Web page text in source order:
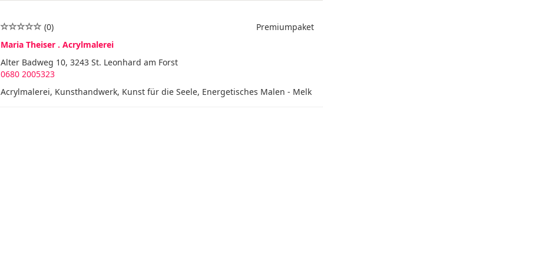
Premiumpaket
(0)
Maria Theiser . Acrylmalerei
Alter Badweg 10, 3243 St. Leonhard am Forst
0680 2005323
Acrylmalerei, Kunsthandwerk, Kunst für die Seele, Energetisches Malen - Melk